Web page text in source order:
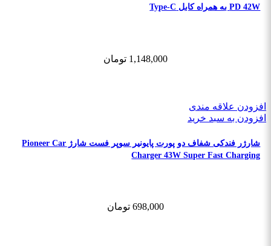
PD 42W به همراه کابل Type-C
1,148,000 تومان
افزودن علاقه مندی
افزودن به سبد خرید
شارژر فندکی شفاف دو پورت پایونیر سوپر فست شارژ Pioneer Car
Charger 43W Super Fast Charging
698,000 تومان